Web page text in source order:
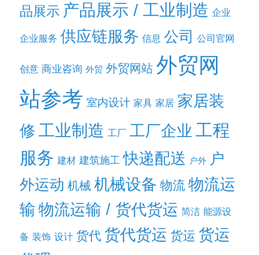
品展示 产品展示 / 工业制造 企业
企业服务 供应链服务 信息 公司 公司官网
创意 商业咨询 外贸 外贸网站 外贸网
站参考 室内设计 家具 家居 家居装
修 工业制造 工厂 工厂企业 工程
服务 建材 建筑施工 快递配送 户外
户
外运动 机械 机械设备 物流 物流运
输 物流运输 / 货代货运 简洁 能源设
备 装饰 设计 货代 货代货运 货运 货运